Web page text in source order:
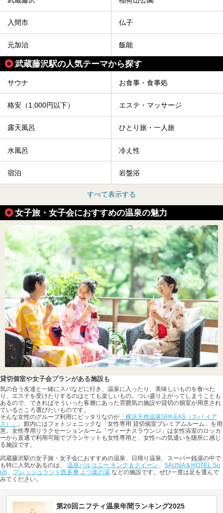
入間市 仏子
元加治 飯能
武蔵藤沢駅の人気テーマから探す
サウナ お食事・食事処
格安（1,000円以下） エステ・マッサージ
露天風呂 ひとり旅・一人旅
水風呂 冷え性
宿泊 岩盤浴
すべて表示する
女子旅・女子会におすすめの温泉の魅力
貸切個室や女子会プランがある施設も
気の合う友達と一緒にスパなどに行き、温泉に入ったり、美味しいものを食べた
り、エステを受けたりするのはとても楽しいもの。つい盛り上がってしまうことも
あるので、できればそういった客層にあった雰囲気の施設や貸切の個室が用意され
ているところ選びたいものです。
そんな女性のグループ利用にピッタリなのが 「横浜天然温泉SPA EAS（スパ イア
ス）」 。館内にはフォトジェニックな「女性専用 貸切個室プレミアムルーム」を用
意。女性専用リラクセーションルーム「ヴィーナスラウンジ」は女性浴室のロッカ
ーから直通で利用可能でブランケットも女性専用と、女性への気遣いを随所に感じ
る施設です。
武蔵藤沢駅の女子旅・女子会におすすめの温泉、日帰り温泉、スーパー銭湯の中で
も特に人気があるのは、 温泉バルコニー キング＆クイーン、 SAUNA＆HOTEL Su
uh、 フレッシュランド西多摩 よつ葉の湯 などの施設です。ぜひ一度は足を運んで
みてください。
第20回ニフティ温泉年間ランキング2025